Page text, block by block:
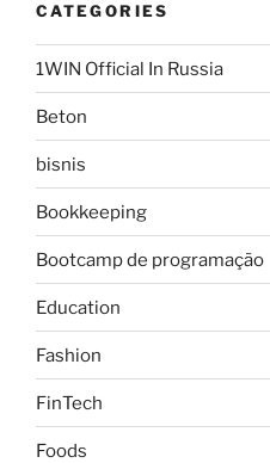
CATEGORIES
1WIN Official In Russia
Beton
bisnis
Bookkeeping
Bootcamp de programação
Education
Fashion
FinTech
Foods